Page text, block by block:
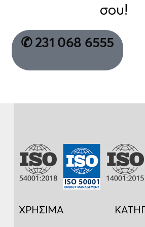
σου!
✆ 231 068 6555
ΧΡΗΣΙΜΑ